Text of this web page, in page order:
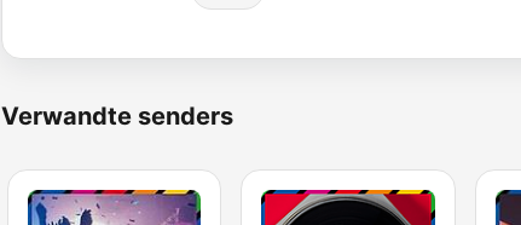
Verwandte senders